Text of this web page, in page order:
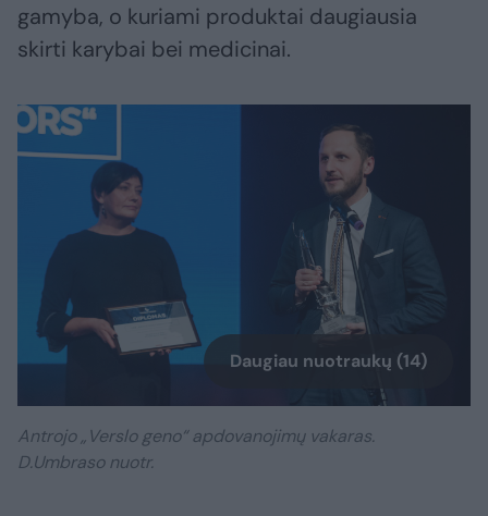
gamyba, o kuriami produktai daugiausia
skirti karybai bei medicinai.
Daugiau nuotraukų (14)
Antrojo „Verslo geno“ apdovanojimų vakaras.
D.Umbraso nuotr.